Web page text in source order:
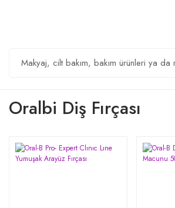
Oralbi Diş Fırçası